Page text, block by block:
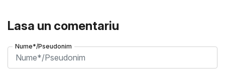
Lasa un comentariu
Nume*/Pseudonim